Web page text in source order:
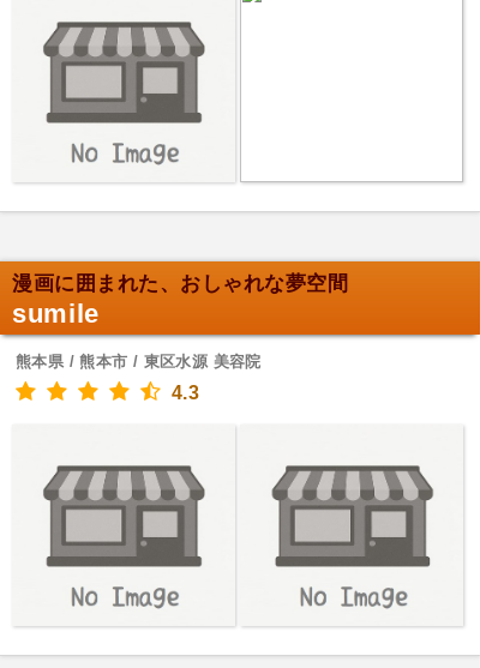
漫画に囲まれた、おしゃれな夢空間
sumile
熊本県 / 熊本市 / 東区水源 美容院
4.3